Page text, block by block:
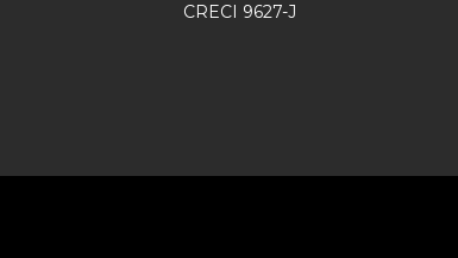
CRECI 9627-J